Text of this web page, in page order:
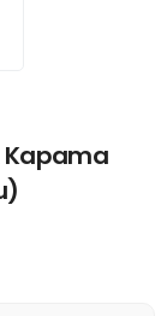
Kapama